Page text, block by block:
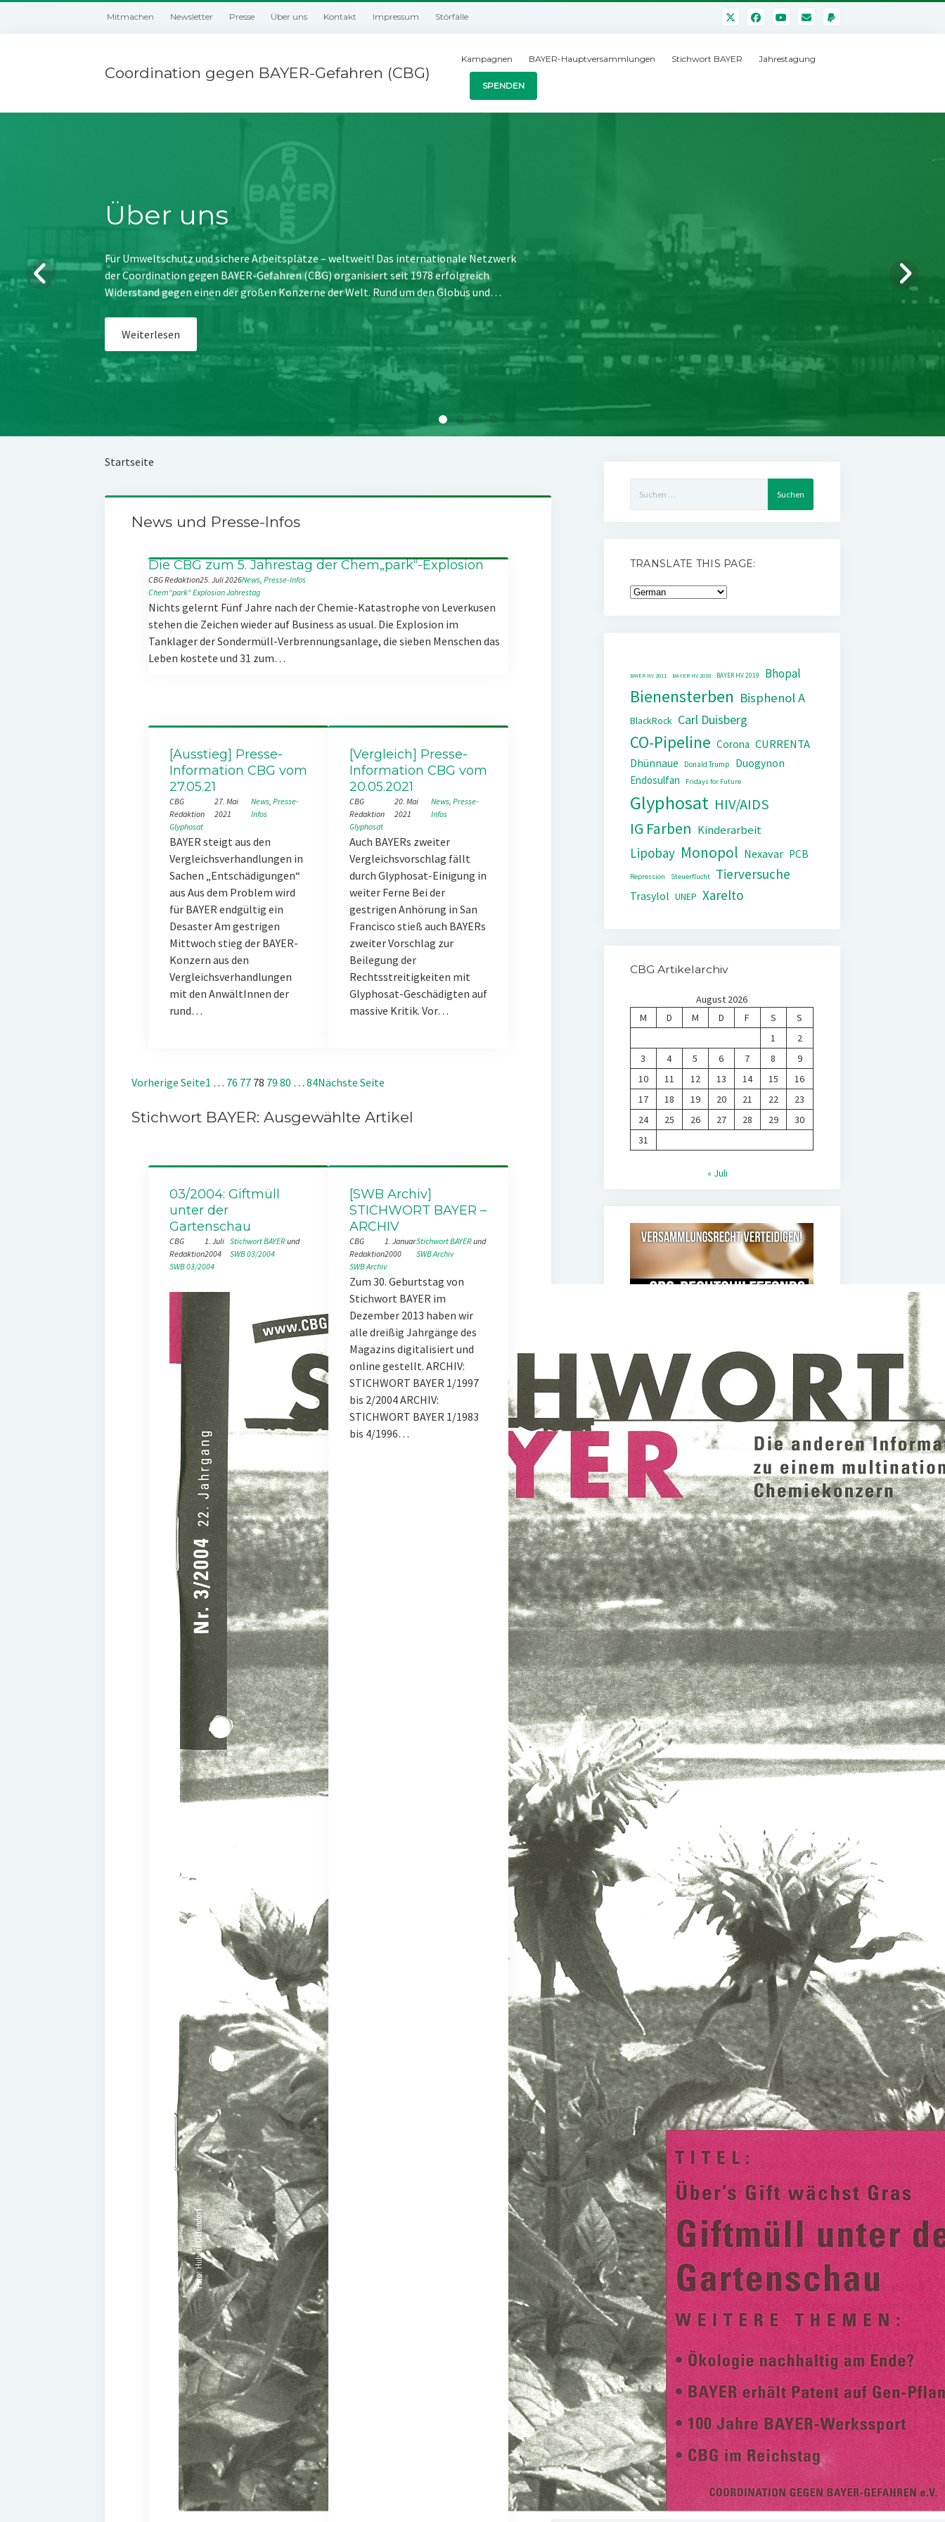
Mitmachen Newsletter Presse Über uns Kontakt Impressum Störfälle
Coordination gegen BAYER-Gefahren (CBG)
Kampagnen BAYER-Hauptversammlungen Stichwort BAYER Jahrestagung
SPENDEN
Über uns
Für Umweltschutz und sichere Arbeitsplätze – weltweit! Das internationale Netzwerk
der Coordination gegen BAYER-Gefahren (CBG) organisiert seit 1978 erfolgreich
Widerstand gegen einen der großen Konzerne der Welt. Rund um den Globus und…
Weiterlesen
Startseite
News und Presse-Infos
Die CBG zum 5. Jahrestag der Chem„park“-Explosion
CBG Redaktion25. Juli 2026News, Presse-Infos
Chem“park“ExplosionJahrestag
Nichts gelernt Fünf Jahre nach der Chemie-Katastrophe von Leverkusen
stehen die Zeichen wieder auf Business as usual. Die Explosion im
Tanklager der Sondermüll-Verbrennungsanlage, die sieben Menschen das
Leben kostete und 31 zum…
[Ausstieg] Presse-
Information CBG vom
27.05.21
CBG
Redaktion
27. Mai
2021
News, Presse-
Infos
Glyphosat
BAYER steigt aus den
Vergleichsverhandlungen in
Sachen „Entschädigungen“
aus Aus dem Problem wird
für BAYER endgültig ein
Desaster Am gestrigen
Mittwoch stieg der BAYER-
Konzern aus den
Vergleichsverhandlungen
mit den AnwältInnen der
rund…
[Vergleich] Presse-
Information CBG vom
20.05.2021
CBG
Redaktion
20. Mai
2021
News, Presse-
Infos
Glyphosat
Auch BAYERs zweiter
Vergleichsvorschlag fällt
durch Glyphosat-Einigung in
weiter Ferne Bei der
gestrigen Anhörung in San
Francisco stieß auch BAYERs
zweiter Vorschlag zur
Beilegung der
Rechtsstreitigkeiten mit
Glyphosat-Geschädigten auf
massive Kritik. Vor…
Vorherige Seite1 … 76 77 78 79 80 … 84Nächste Seite
Stichwort BAYER: Ausgewählte Artikel
03/2004: Giftmüll
unter der
Gartenschau
CBG
Redaktion
1. Juli
2004
Stichwort BAYER
und
SWB 03/2004
SWB 03/2004
[SWB Archiv]
STICHWORT BAYER –
ARCHIV
CBG
Redaktion
1. Januar
2000
Stichwort BAYER
und
SWB Archiv
SWB Archiv
Zum 30. Geburtstag von
Stichwort BAYER im
Dezember 2013 haben wir
alle dreißig Jahrgänge des
Magazins digitalisiert und
online gestellt. ARCHIV:
STICHWORT BAYER 1/1997
bis 2/2004 ARCHIV:
STICHWORT BAYER 1/1983
bis 4/1996…
nach:
TRANSLATE THIS PAGE:
BAYER HV 2011 BAYER HV 2018 BAYER HV 2019 Bhopal
Bienensterben Bisphenol A
BlackRock Carl Duisberg
CO-Pipeline Corona CURRENTA
Dhünnaue Donald Trump
Duogynon
Endosulfan
Fridays for Future
Glyphosat HIV/AIDS
IG Farben Kinderarbeit
Lipobay Monopol Nexavar PCB
Repression Steuerflucht Tierversuche
Trasylol UNEP Xarelto
CBG Artikelarchiv
August 2026
M
D M D F S
S
1
2
3
4 5 6 7 8
9
10
11 12 13 14 15
16
17
18 19 20 21 22
23
24
25 26 27 28 29
30
31
« Juli